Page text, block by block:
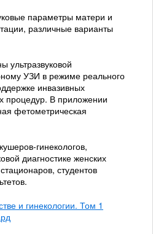
параметры матери и
различные варианты
ультразвуковой
УЗИ в режиме реального
инвазивных
процедур. В приложении
фетометрическая
гинекологов,
диагностике женских
студентов
и гинекологии. Том 1